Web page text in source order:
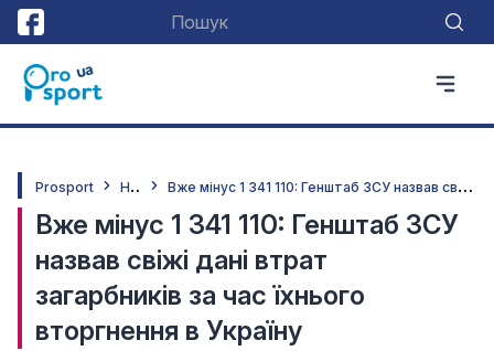
Prosport Н
овини В
же мінус 1 341 110: Генштаб ЗСУ назвав свіжі дані втрат загарбників за час їхнього вторгнення в Україну
Вже мінус 1 341 110: Генштаб ЗСУ
назвав свіжі дані втрат
загарбників за час їхнього
вторгнення в Україну